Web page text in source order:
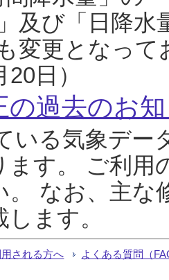
及び「日降
変更となっ
20日）
の過去のお
いる気象デー
ます。 ご利用
。 なお、主な
ます。
される方へ よくある質問（